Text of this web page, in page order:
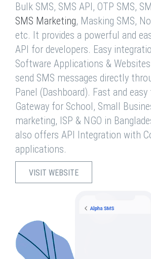
Bulk SMS, SMS API, OTP SMS,
SMS Marketing, Masking SMS,
etc. It provides a powerful and
API for developers. Easy
Software Applications &
send SMS messages directly
Panel (Dashboard). Fast and
Gateway for School, Small
marketing, ISP & NGO in
also offers API Integration with
applications.
VISIT WEBSITE